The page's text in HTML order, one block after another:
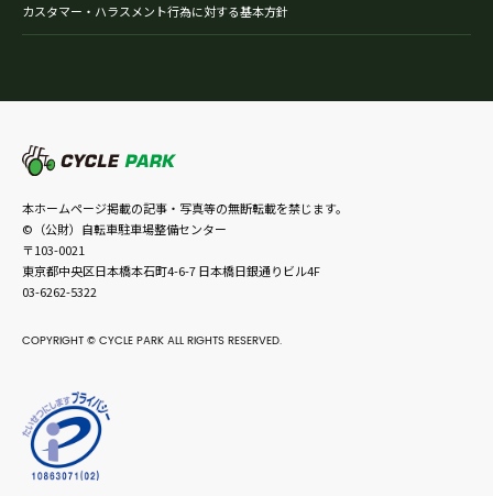
カスタマー・ハラスメント行為に対する基本方針
本ホームページ掲載の記事・写真等の無断転載を禁じます。
©（公財）自転車駐車場整備センター
〒103-0021
東京都中央区日本橋本石町4-6-7 日本橋日銀通りビル4F
03-6262-5322
COPYRIGHT © CYCLE PARK ALL RIGHTS RESERVED.